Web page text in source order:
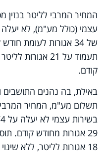
של 34 אגורות לעומת
תעמוד על 21
קודם.
באילת, בה נהנים התושבים
29 אגורות מחודש קודם.
18 אגורות לליטר, ללא שינוי מהחודש שעבר.